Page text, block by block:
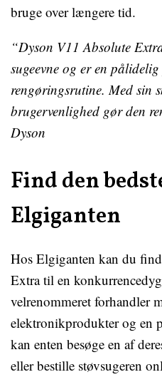
bruge over længere tid.
“Dyson V11 Absolute
sugeevne og er en
rengøringsrutine. Med sin
brugervenlighed gør den
Dyson
Find den
Elgiganten
Hos Elgiganten kan du
Extra til en
velrenommeret forhandler
elektronikprodukter og en
kan enten besøge en af
eller bestille støvsugeren